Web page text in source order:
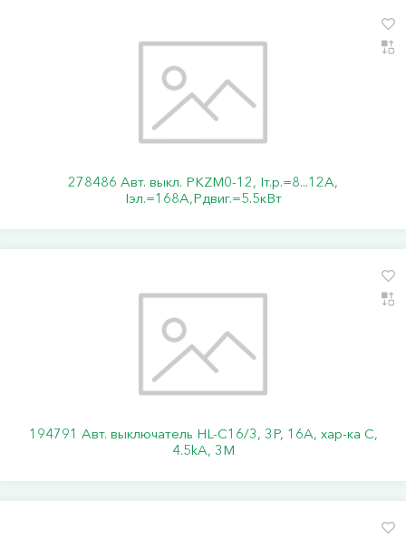
278486 Авт. выкл. PKZM0-12, Iт.р.=8...12А,
Iэл.=168А,Pдвиг.=5.5кВт
194791 Авт. выключатель HL-C16/3, 3P, 16A, хар-ка C,
4.5kA, 3M